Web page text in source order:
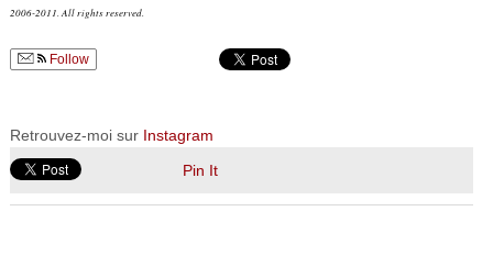
2006-2011. All rights reserved.
Follow
Retrouvez-moi sur Instagram
Pin It